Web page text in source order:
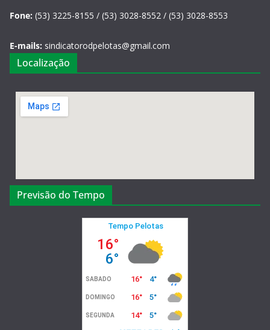
Fone: (53) 3225-8155 / (53) 3028-8552 / (53) 3028-8553
E-mails: sindicatorodpelotas@gmail.com
Localização
Previsão do Tempo